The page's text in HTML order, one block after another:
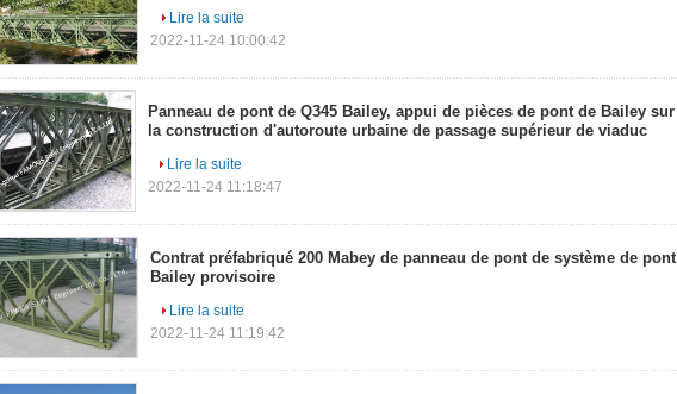
Lire la suite
2022-11-24 10:00:42
Panneau de pont de Q345 Bailey, appui de pièces de pont de Bailey sur
la construction d'autoroute urbaine de passage supérieur de viaduc
Lire la suite
2022-11-24 11:18:47
Contrat préfabriqué 200 Mabey de panneau de pont de système de pont
Bailey provisoire
Lire la suite
2022-11-24 11:19:42